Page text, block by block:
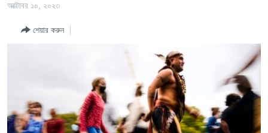
যান
ভারত
টেলিভিশন
ভিডিও
অক্টোবর ১০, ২০২৩
শেয়ার করুন